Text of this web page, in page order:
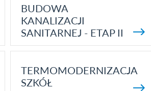
BUDOWA
KANALIZACJI
SANITARNEJ - ETAP II
TERMOMODERNIZACJA
SZKÓŁ